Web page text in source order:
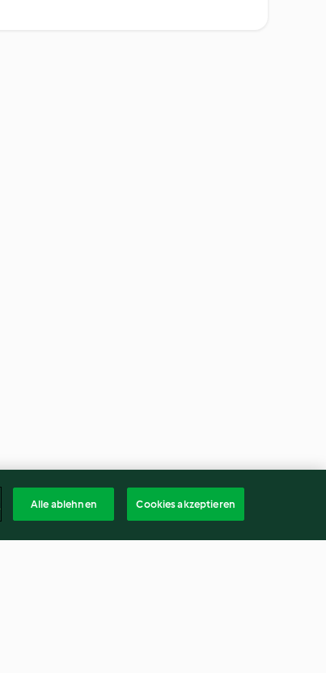
Alle ablehnen Cookies akzeptieren